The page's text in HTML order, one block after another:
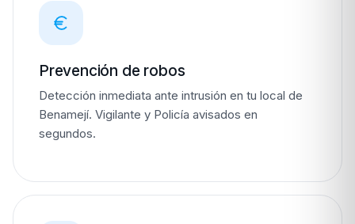
Prevención de robos
Detección inmediata ante intrusión en tu local de
Benamejí. Vigilante y Policía avisados en
segundos.